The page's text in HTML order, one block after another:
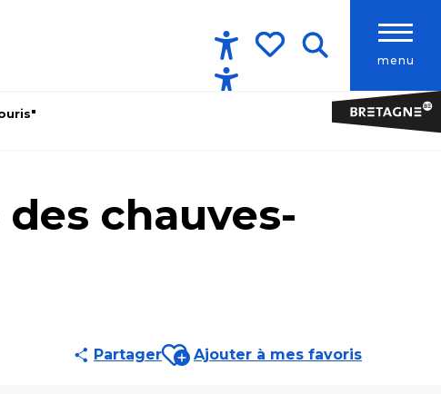
menu
Accessibilité
chauves-
PartagerAjouter aux favoris
Ajouter à mes favoris